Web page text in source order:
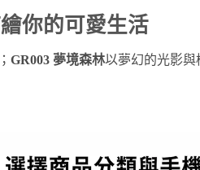
你的可愛生活
GR003 夢境森林以夢幻的光影與